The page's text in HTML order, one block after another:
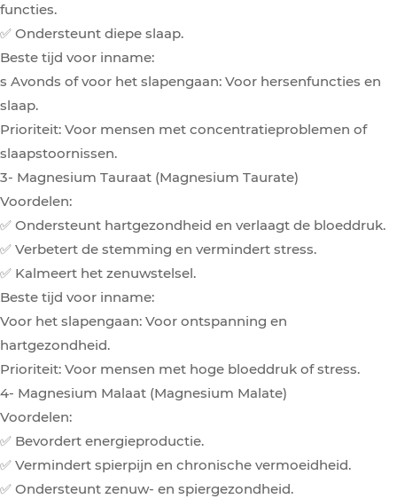
functies.
✅ Ondersteunt diepe slaap.
Beste tijd voor inname:
s Avonds of voor het slapengaan: Voor hersenfuncties en
slaap.
Prioriteit: Voor mensen met concentratieproblemen of
slaapstoornissen.
3- Magnesium Tauraat (Magnesium Taurate)
Voordelen:
✅ Ondersteunt hartgezondheid en verlaagt de bloeddruk.
✅ Verbetert de stemming en vermindert stress.
✅ Kalmeert het zenuwstelsel.
Beste tijd voor inname:
Voor het slapengaan: Voor ontspanning en
hartgezondheid.
Prioriteit: Voor mensen met hoge bloeddruk of stress.
4- Magnesium Malaat (Magnesium Malate)
Voordelen:
✅ Bevordert energieproductie.
✅ Vermindert spierpijn en chronische vermoeidheid.
✅ Ondersteunt zenuw- en spiergezondheid.